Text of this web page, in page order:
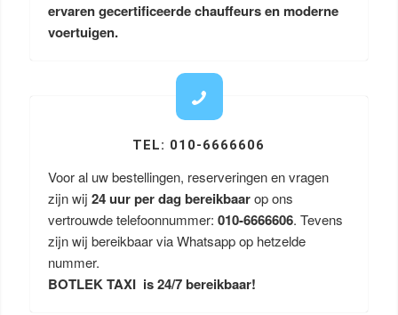
ervaren gecertificeerde chauffeurs en moderne
voertuigen.
TEL: 010-6666606
Voor al uw bestellingen, reserveringen en vragen
zijn wij 24 uur per dag bereikbaarop ons
vertrouwde telefoonnummer: 010-6666606. Tevens
zijn wij bereikbaar via Whatsapp op hetzelde
nummer.
BOTLEK TAXI is 24/7 bereikbaar!